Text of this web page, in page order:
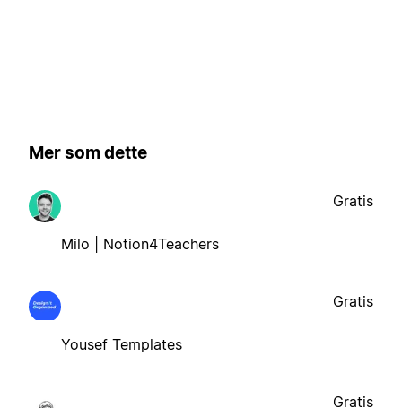
Mer som dette
Milo | Notion4Teachers
Gratis
Yousef Templates
Gratis
Gratis